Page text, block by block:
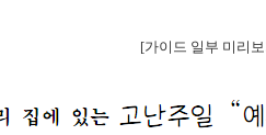
[가이드 일부 미리